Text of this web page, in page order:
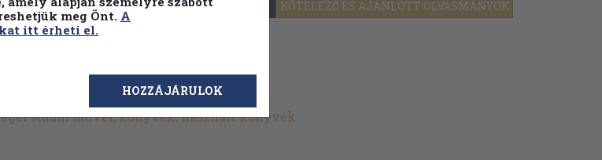
ÁRAINK FENNTARTHATÓ OLVASMÁNYOK KÖTELEZŐ ÉS AJÁNLOTT OLVASMÁNYOK
Ádám művei, könyvek, használt könyvek
meg Önt. A
itt érheti el.
HOZZÁJÁRULOK